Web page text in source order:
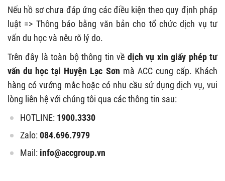
Nếu hồ sơ chưa đáp ứng các điều kiện theo quy định pháp
luật => Thông báo bằng văn bản cho tổ chức dịch vụ tư
vấn du học và nêu rõ lý do.
Trên đây là toàn bộ thông tin về dịch vụ xin giấy phép tư
vấn du học tại Huyện Lạc Sơn mà ACC cung cấp. Khách
hàng có vướng mắc hoặc có nhu cầu sử dụng dịch vụ, vui
lòng liên hệ với chúng tôi qua các thông tin sau:
HOTLINE: 1900.3330
Zalo:084.696.7979
Mail: info@accgroup.vn